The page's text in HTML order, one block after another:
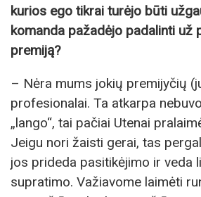
kurios ego tikrai turėjo būti
komanda pažadėjo padalinti už
premiją?
– Nėra mums jokių premijyčių
profesionalai. Ta atkarpa
„lango“, tai pačiai Utenai
Jeigu nori žaisti gerai, tas
jos prideda pasitikėjimo ir veda
supratimo. Važiavome laimėti